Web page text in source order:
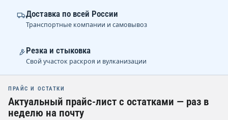
Доставка по всей России
Транспортные компании и самовывоз
Резка и стыковка
Свой участок раскроя и вулканизации
ПРАЙС И ОСТАТКИ
Актуальный прайс-лист с остатками — раз в
неделю на почту